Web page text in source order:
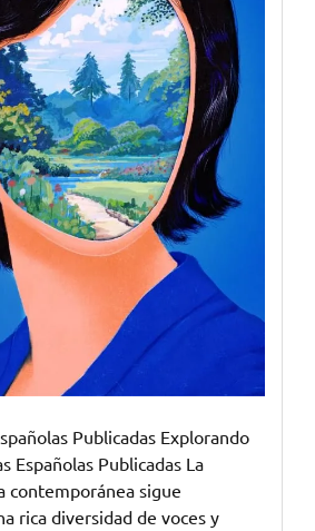
Publicadas Explorando
Españolas Publicadas La
contemporánea sigue
rica diversidad de voces y